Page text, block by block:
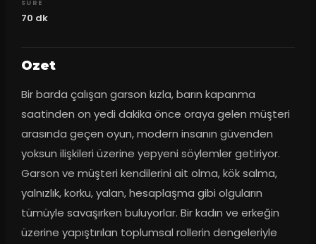
SURE
70 dk
Ozet
Bir barda çalışan garson kızla, barın kapanma
saatinden on yedi dakika önce oraya gelen müşteri
arasında geçen oyun, modern insanın güvenden
yoksun ilişkileri üzerine yepyeni söylemler getiriyor.
Garson ve müşteri kendilerini ait olma, kök salma,
yalnızlık, korku, yalan, hesaplaşma gibi olguların
tümüyle savaşırken buluyorlar. Bir kadın ve erkeğin
üzerine yapıştırılan toplumsal rollerin dengeleriyle